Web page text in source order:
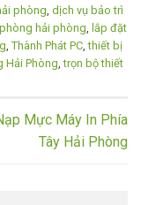
phòng dịch vụ bảo trì
hải phòng lắp đặt
Thành Phát PC ,thiết bị
Hải Phòng ,trọn bộ thiết
Mực Máy In Phía
Tây Hải Phòng